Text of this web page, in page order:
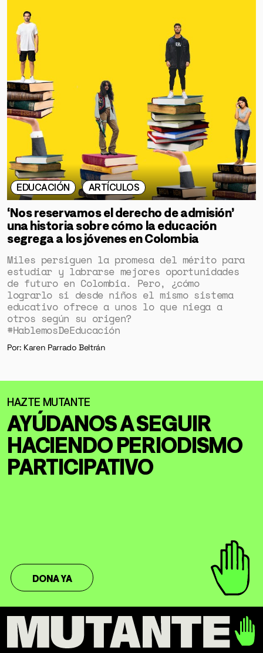
EDUCACIÓN ARTÍCULOS
‘Nos reservamos el derecho de admisión’
una historia sobre cómo la educación
segrega a los jóvenes en Colombia
Miles persiguen la promesa del mérito para
estudiar y labrarse mejores oportunidades
de futuro en Colombia. Pero, ¿cómo
lograrlo si desde niños el mismo sistema
educativo ofrece a unos lo que niega a
otros según su origen?
#HablemosDeEducación
Por: Karen Parrado Beltrán
AYÚDANOS A SEGUIR
HACIENDOPERIODISMO
PARTICIPATIVO
DONA YA